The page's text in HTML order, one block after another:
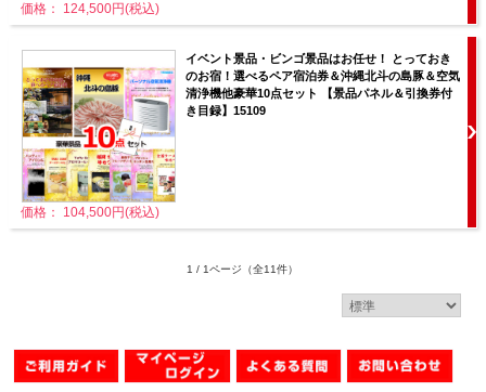
価格： 124,500円(税込)
イベント景品・ビンゴ景品はお任せ！ とっておき
のお宿！選べるペア宿泊券＆沖縄北斗の島豚＆空気
清浄機他豪華10点セット 【景品パネル＆引換券付
き目録】15109
価格： 104,500円(税込)
1 / 1ページ （全11件）